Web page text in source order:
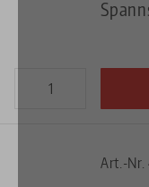
Art.-Nr.